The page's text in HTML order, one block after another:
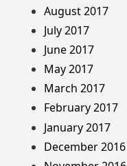
August 2017
July 2017
June 2017
May 2017
March 2017
February 2017
January 2017
December 2016